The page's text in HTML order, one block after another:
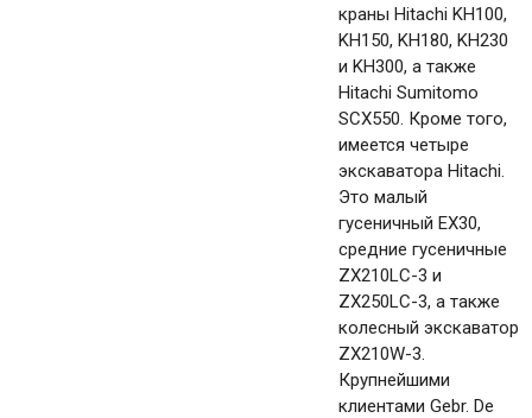
краны Hitachi KH100,
KH150, KH180, KH230
и KH300, а также
Hitachi Sumitomo
SCX550. Кроме того,
имеется четыре
экскаватора Hitachi.
Это малый
гусеничный EX30,
средние гусеничные
ZX210LC-3 и
ZX250LC-3, а также
колесный экскаватор
ZX210W-3.
Крупнейшими
клиентами Gebr. De